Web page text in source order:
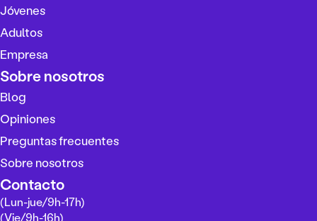
u
n
i
i
o
m
Jóvenes
Adultos
Empresa
Sobre nosotros
Blog
Opiniones
Preguntas frecuentes
Sobre nosotros
Contacto
(Lun-jue/9h-17h)
(Vie/9h-16h)